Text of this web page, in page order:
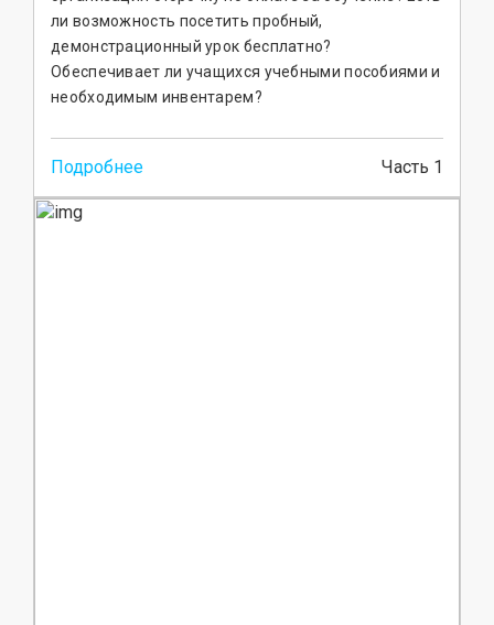
ли возможность посетить пробный,
демонстрационный урок бесплатно?
Обеспечивает ли учащихся учебными пособиями и
необходимым инвентарем?
Подробнее Часть 1